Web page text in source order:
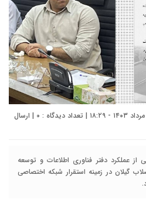
۰ | ارسال
از عملکرد دفتر فناوری اطلاعات و توسعه
گیلان در زمینه استقرار شبکه اختصاصی